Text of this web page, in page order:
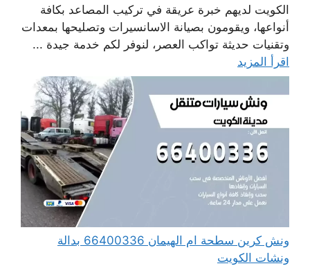
الكويت لديهم خبرة عريقة في تركيب المصاعد بكافة
أنواعها، ويقومون بصيانة الاسانسيرات وتصليحها بمعدات
وتقنيات حديثة تواكب العصر، لنوفر لكم خدمة جيدة ...
اقرأ المزيد
ونش كرين سطحة ام الهيمان 66400336 بدالة
ونشات الكويت